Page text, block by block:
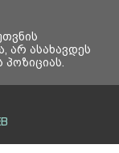
არ ასახავდეს